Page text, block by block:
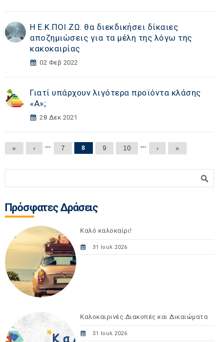
Η Ε.Κ.ΠΟΙ.ΖΩ. θα διεκδικήσει δίκαιες
αποζημιώσεις για τα μέλη της λόγω της
κακοκαιρίας
02 Φεβ 2022
Γιατί υπάρχουν λιγότερα προϊόντα κλάσης
«Α»;
28 Δεκ 2021
Σελίδες
« ‹ … 7 8 9 10 … › »
Πρόσφατες Δράσεις
Καλό καλοκαίρι!
31 Ιουλ 2026
Καλοκαιρινές Διακοπές και Δικαιώματα
31 Ιουλ 2026